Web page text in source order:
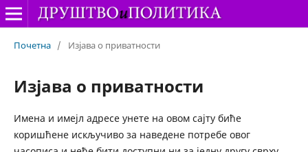
Почетна / Изјава о приватности
Изјава о приватности
Имена и имејл адресе унете на овом сајту биће
коришћене искључиво за наведене потребе овог